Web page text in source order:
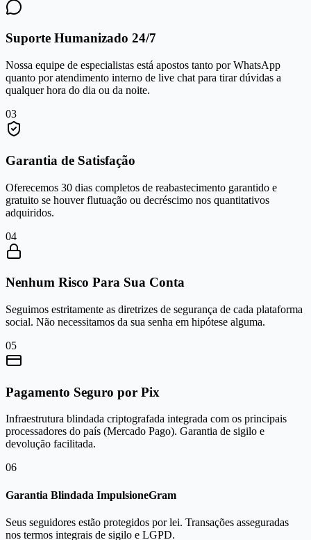
Suporte Humanizado 24/7
Nossa equipe de especialistas está apostos tanto por WhatsApp
quanto por atendimento interno de live chat para tirar dúvidas a
qualquer hora do dia ou da noite.
03
Garantia de Satisfação
Oferecemos 30 dias completos de reabastecimento garantido e
gratuito se houver flutuação ou decréscimo nos quantitativos
adquiridos.
04
Nenhum Risco Para Sua Conta
Seguimos estritamente as diretrizes de segurança de cada plataforma
social. Não necessitamos da sua senha em hipótese alguma.
05
Pagamento Seguro por Pix
Infraestrutura blindada criptografada integrada com os principais
processadores do país (Mercado Pago). Garantia de sigilo e
devolução facilitada.
06
Garantia Blindada ImpulsioneGram
Seus seguidores estão protegidos por lei. Transações asseguradas
nos termos integrais de sigilo e LGPD.